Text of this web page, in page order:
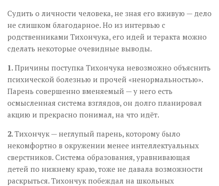
Судить о личности человека, не зная его вживую — дело
не слишком благодарное. Но из интервью с
родственниками Тихончука, его идей и теракта можно
сделать некоторые очевидные выводы.
1.Причины поступка Тихончука невозможно объяснить
психической болезнью и прочей «ненормальностью».
Парень совершенно вменяемый — у него есть
осмысленная система взглядов, он долго планировал
акцию и прекрасно понимал, на что идёт.
2.Тихончук — неглупый парень, которому было
некомфортно в окружении менее интеллектуальных
сверстников. Система образования, уравнивающая
детей по нижнему краю, тоже не давала возможности
раскрыться. Тихончук побеждал на школьных